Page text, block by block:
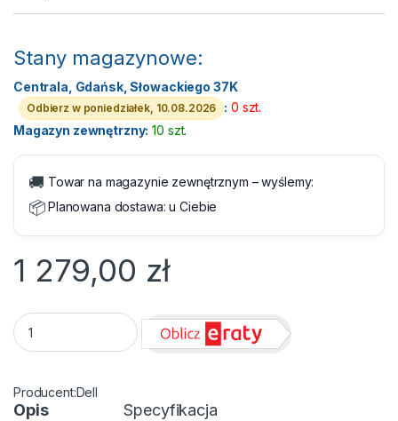
Stany magazynowe:
Centrala, Gdańsk, Słowackiego 37K
Odbierz w poniedziałek, 10.08.2026 : 0 szt.
Magazyn zewnętrzny: 10 szt.
🚚 Towar na magazynie zewnętrznym – wyślemy:
📦Planowana dostawa:u Ciebie
1 279,00 zł
Uchwyt do mocowania LCD Dell MDA20 - biurkowy,
Dell
Opis Specyfikacja